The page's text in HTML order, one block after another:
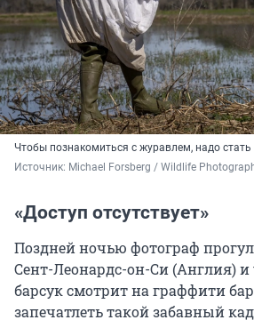
Чтобы познакомиться с журавлем, надо
Источник: Michael Forsberg / Wildlife
«Доступ отсутствует»
Поздней ночью фотограф
Сент-Леонардс-он-Си (Англия)и
барсук смотрит на граффити
запечатлеть такой забавный